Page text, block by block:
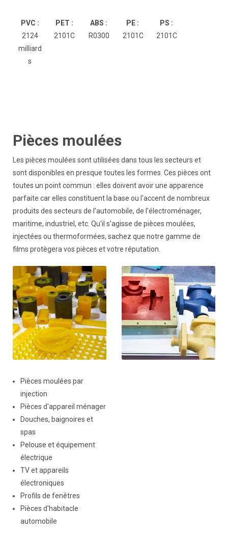
PVC :
2124
milliard
s
PET :
2101C
ABS :
R0300
PE :
2101C
PS :
2101C
Pièces moulées
Les pièces moulées sont utilisées dans tous les secteurs et
sont disponibles en presque toutes les formes. Ces pièces ont
toutes un point commun : elles doivent avoir une apparence
parfaite car elles constituent la base ou l'accent de nombreux
produits des secteurs de l'automobile, de l'électroménager,
maritime, industriel, etc. Qu'il s'agisse de pièces moulées,
injectées ou thermoformées, sachez que notre gamme de
films protègera vos pièces et votre réputation.
Pièces moulées par
injection
Pièces d'appareil ménager
Douches, baignoires et
spas
Pelouse et équipement
électrique
TV et appareils
électroniques
Profils de fenêtres
Pièces d'habitacle
automobile